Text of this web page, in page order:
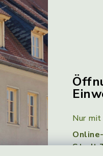
Nur
Stadt